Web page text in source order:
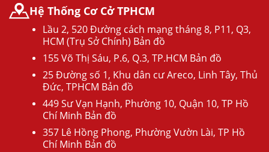
Hệ Thống Cơ Cở TPHCM
Lầu 2, 520 Đường cách mạng tháng 8, P11, Q3,
HCM (Trụ Sở Chính) Bản đồ
155 Võ Thị Sáu, P.6, Q.3, TP.HCM Bản đồ
25 Đường số 1, Khu dân cư Areco, Linh Tây, Thủ
Đức, TPHCM Bản đồ
449 Sư Vạn Hạnh, Phường 10, Quận 10, TP Hồ
Chí Minh Bản đồ
357 Lê Hồng Phong, Phường Vườn Lài, TP Hồ
Chí Minh Bản đồ